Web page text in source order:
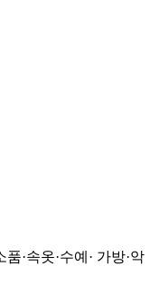
·속옷·수예· 가방·악